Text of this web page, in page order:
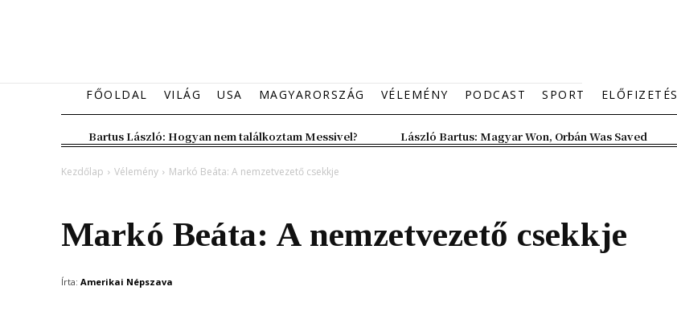
FŐOLDAL VILÁG USA MAGYARORSZÁG VÉLEMÉNY PODCAST SPORT ELŐFIZETÉS
Bartus László: Hogyan nem találkoztam Messivel? László Bartus: Magyar Won, Orbán Was Saved
Kezdőlap Vélemény Markó Beáta: A nemzetvezető csekkje
Markó Beáta: A nemzetvezető csekkje
Írta: Amerikai Népszava